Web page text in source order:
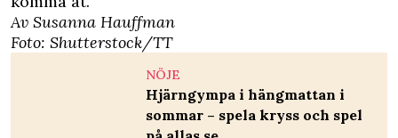
Av Susanna Hauffman
Foto: Shutterstock/TT
NÖJE
Hjärngympa i hängmattan i
sommar – spela kryss och spel